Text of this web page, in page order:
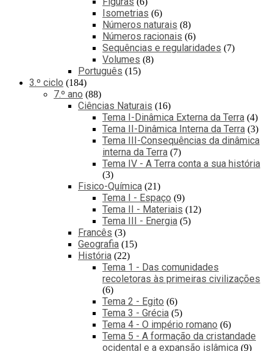
Isometrias 6
Números naturais 8
Números racionais 6
Sequências e regularidades 7
Volumes 8
Português 15
3.º ciclo 184
7.º ano 88
Ciências Naturais 16
Tema I-Dinâmica Externa da Terra 4
Tema II-Dinâmica Interna da Terra 3
Tema III-Consequências da dinâmica
interna da Terra 7
Tema IV - A Terra conta a sua história
3
Fisico-Química 21
Tema I - Espaço 9
Tema II - Materiais 12
Tema III - Energia 5
Francês 3
Geografia 15
História 22
Tema 1 - Das comunidades
recoletoras às primeiras civilizações
6
Tema 2 - Egito 6
Tema 3 - Grécia 5
Tema 4 - O império romano 6
Tema 5 - A formação da cristandade
ocidental e a expansão islâmica 9